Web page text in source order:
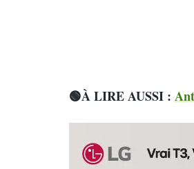
🟢À LIRE AUSSI :